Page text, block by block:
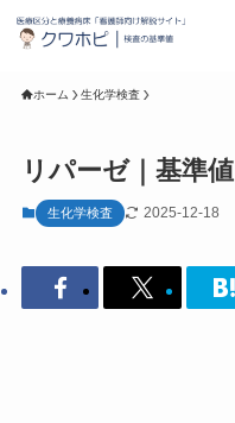
ホーム 生化学検査
リパーゼ｜基準値
生化学検査 2025-12-18